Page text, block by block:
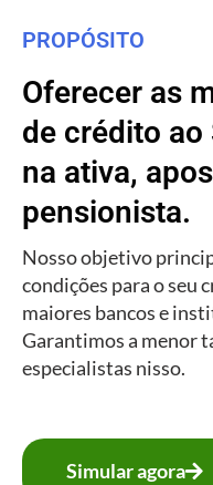
PROPÓSITO
Oferecer as
de crédito
na ativa,
pensionista.
Nosso objetivo
condições para o seu
maiores bancos e
Garantimos a menor
especialistas nisso.
Simular agora